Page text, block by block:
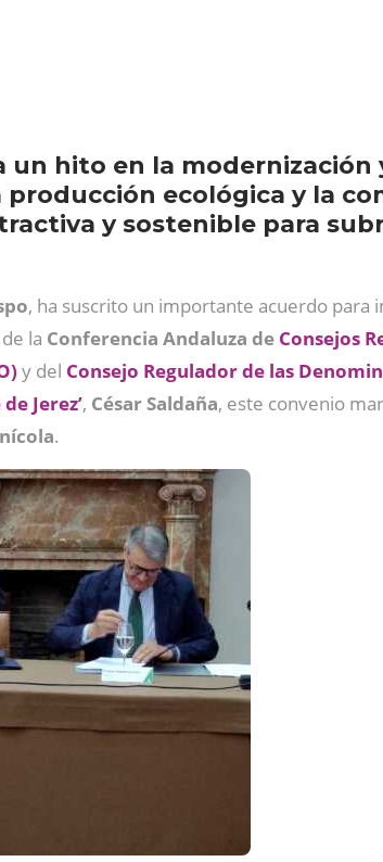
un hito en la modernización
ecológica y la
y sostenible para
, ha suscrito un importante acuerdo para
la Conferencia Andaluza de Consejos
y del Consejo Regulador de las
Jerez’, César Saldaña, este convenio
.